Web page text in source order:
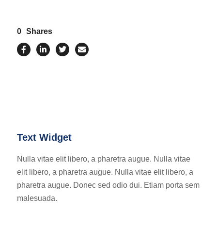
0 Shares
Text Widget
Nulla vitae elit libero, a pharetra augue. Nulla vitae
elit libero, a pharetra augue. Nulla vitae elit libero, a
pharetra augue. Donec sed odio dui. Etiam porta sem
malesuada.